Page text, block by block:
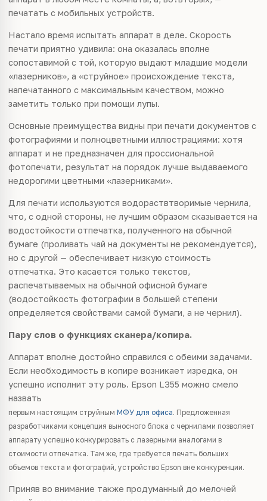
печатать с мобильных устройств.
Настало время испытать аппарат в деле. Скорость
печати приятно удивила: она оказалась вполне
сопоставимой с той, которую выдают младшие модели
«лазерников», а «струйное» происхождение текста,
напечатанного с максимальным качеством, можно
заметить только при помощи лупы.
Основные преимущества видны при печати документов с
фотографиями и полноцветными иллюстрациями: хотя
аппарат и не предназначен для проссиональной
фотопечати, результат на порядок лучше выдаваемого
недорогими цветными «лазерниками».
Для печати используются водораствтворимые чернила,
что, с одной стороны, не лучшим образом сказывается на
водостойкости отпечатка, полученного на обычной
бумаге (проливать чай на документы не рекомендуется),
но с другой — обеспечивает низкую стоимость
отпечатка. Это касается только текстов,
распечатываемых на обычной офисной бумаге
(водостойкость фотографии в большей степени
определяется свойствами самой бумаги, а не чернил).
Пару слов о функциях сканера/копира.
Аппарат вполне достойно справился с обеими задачами.
Если необходимость в копире возникает изредка, он
успешно исполнит эту роль. Epson L355 можно смело
назвать
первым настоящим струйным МФУ для офиса. Предложенная
разработчиками концепция выносного блока с чернилами позволяет
аппарату успешно конкурировать с лазерными аналогами в
стоимости отпечатка. Там же, где требуется печать больших
объемов текста и фотографий, устройство Epson вне конкуренции.
Приняв во внимание также продуманный до мелочей